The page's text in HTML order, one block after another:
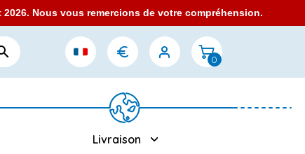
Nous vous remercions de votre compréhension.
0
Livraison